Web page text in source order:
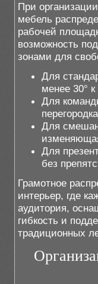
При
мебель
рабочей
возможность
зонами для
Для
менее 30°
Для
Для
Для
без
Грамотное
интерьер, где
аудитория,
гибкость и
традиционных